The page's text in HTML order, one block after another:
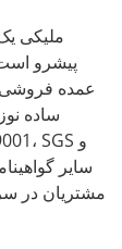
ملیکی
پیشرو
ساده
سایر
مشتریان در